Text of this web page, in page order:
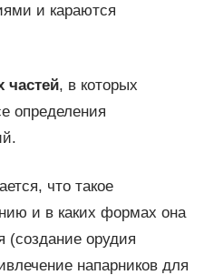
и караются
частей, в которых
определения
что такое
и в каких формах она
(создание орудия
напарников для